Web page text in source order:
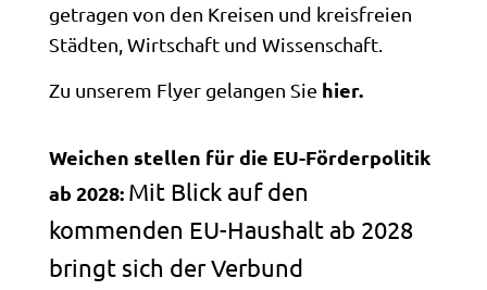
getragen von den Kreisen und kreisfreien
Städten, Wirtschaft und Wissenschaft.
Zu unserem Flyer gelangen Sie hier.
Weichen stellen für die EU-Förderpolitik
ab 2028: Mit Blick auf den
kommenden EU-Haushalt ab 2028
bringt sich der Verbund